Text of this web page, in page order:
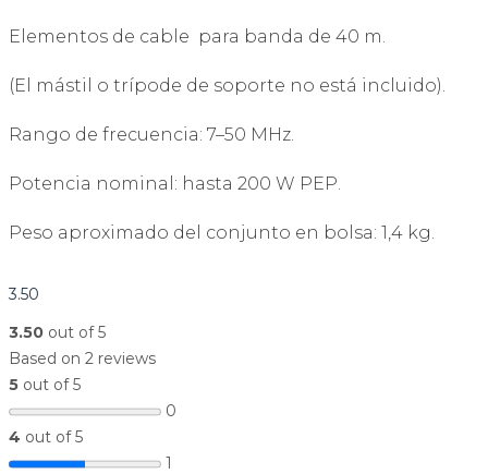
Elementos de cable para banda de 40 m.
(El mástil o trípode de soporte no está incluido).
Rango de frecuencia: 7–50 MHz.
Potencia nominal: hasta 200 W PEP.
Peso aproximado del conjunto en bolsa: 1,4 kg.
3.50
3.50 out of 5
Based on 2 reviews
5 out of 5
0
4 out of 5
1